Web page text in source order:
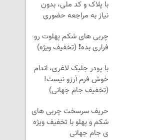
با پلاک و کد ملی، بدون
نیاز به مراجعه حضوری
چربی های شکم پهلوت رو
فراری بده❗ (تخفیف ویژه)
با پودر جلبک لاغری، اندام
خوش فرم آرزو نیست!
(تخفیف جام جهانی)
حریف سرسخت چربی های
شکم و پهلو با تخفیف ویژه
ی جام جهانی